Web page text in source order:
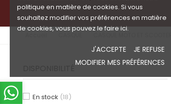
politique en matière de cookies. Si vous
souhaitez modifier vos préférences en matière
de cookies, vous pouvez le faire ici.
J'ACCEPTE
JE REFUSE
MODIFIER MES PRÉFÉRENCES
En stock (18)